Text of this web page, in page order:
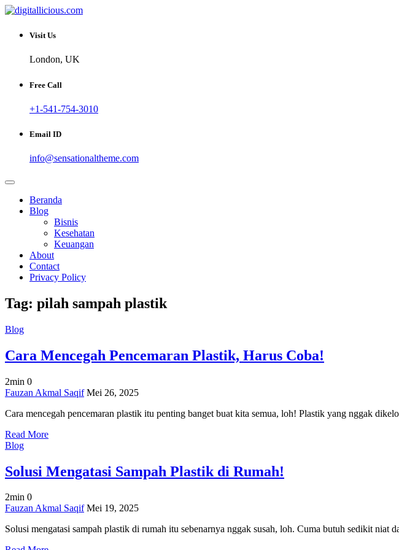
Skip
content
digitallicious.com
Sharing Digital Information
Visit Us
London, UK
Free Call
+1-541-754-3010
Email ID
info@sensationaltheme.com
Beranda
Blog
Bisnis
Kesehatan
Keuangan
About
Contact
Privacy Policy
Tag: pilah sampah plastik
Blog
Cara Mencegah Pencemaran Plastik, Harus Coba!
2min 0
on
Mencegah
Plastik,
Harus
Fauzan Akmal Saqif Mei 26, 2025
Cara mencegah pencemaran plastik itu penting banget buat kita semua, loh! Plastik yang nggak
Read More
Blog
Solusi Mengatasi Sampah Plastik di Rumah!
2min 0
on
Mengatasi
Fauzan Akmal Saqif Mei 19, 2025
Solusi mengatasi sampah plastik di rumah itu sebenarnya nggak susah, loh. Cuma butuh sedikit